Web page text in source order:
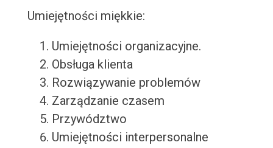
Umiejętności miękkie:
Umiejętności organizacyjne.
Obsługa klienta
Rozwiązywanie problemów
Zarządzanie czasem
Przywództwo
Umiejętności interpersonalne